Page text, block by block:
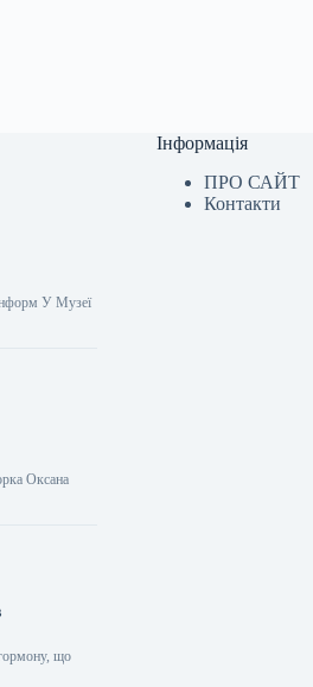
У Музеї
Оксана
що
Інформація
ПРО САЙТ
Контакти